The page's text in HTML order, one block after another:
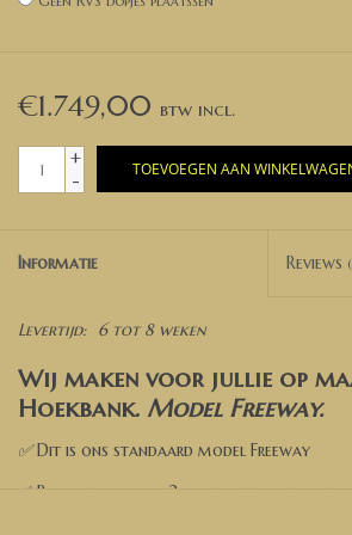
€1.749,00
+
-
TOEVOEGEN AAN
Informatie Reviews
Levertijd: 6 tot 8 weken
Wij maken voor jullie op
Hoekbank. Model Freeway.
✅Dit is ons standaard model Freeway
✅ Bank bestaat uit 2 losse delen die aan